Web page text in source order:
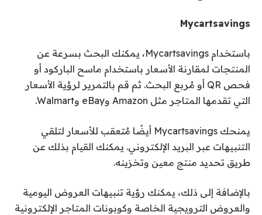
Mycartsavings
باستخدام Mycartsavings، يمكنك البحث بسرعة عن
المنتجات لمقارنة الأسعار باستخدام ماسح الباركود أو
فحص QR أو مُربع البحث. ثم قم بالتمرير لرؤية الأسعار
التي تقدمها المتاجر مثل Amazon وeBay وWalmart.
يمنحك Mycartsavings أيضًا مُتعقب للأسعار لتلقي
التنبيهات عبر البريد الإلكتروني. يمكنك القيام بذلك عن
طريق تحديد منتج معين وتخزينه.
بالإضافة إلى ذلك، يمكنك رؤية تنبيهات العروض اليومية
والعروض الترويجية الخاصة وكوبونات المتاجر الإلكترونية